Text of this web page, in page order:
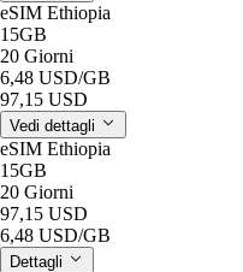
eSIM Ethiopia
15GB
20 Giorni
6,48 USD/GB
97,15 USD
Vedi dettagli
eSIM Ethiopia
15GB
20 Giorni
97,15 USD
6,48 USD/GB
Dettagli